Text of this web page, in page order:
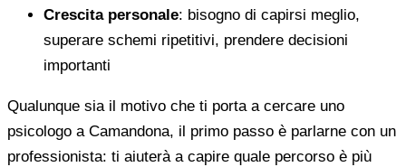
Crescita personale: bisogno di capirsi meglio,
superare schemi ripetitivi, prendere decisioni
importanti
Qualunque sia il motivo che ti porta a cercare uno
psicologo a Camandona, il primo passo è parlarne con un
professionista: ti aiuterà a capire quale percorso è più